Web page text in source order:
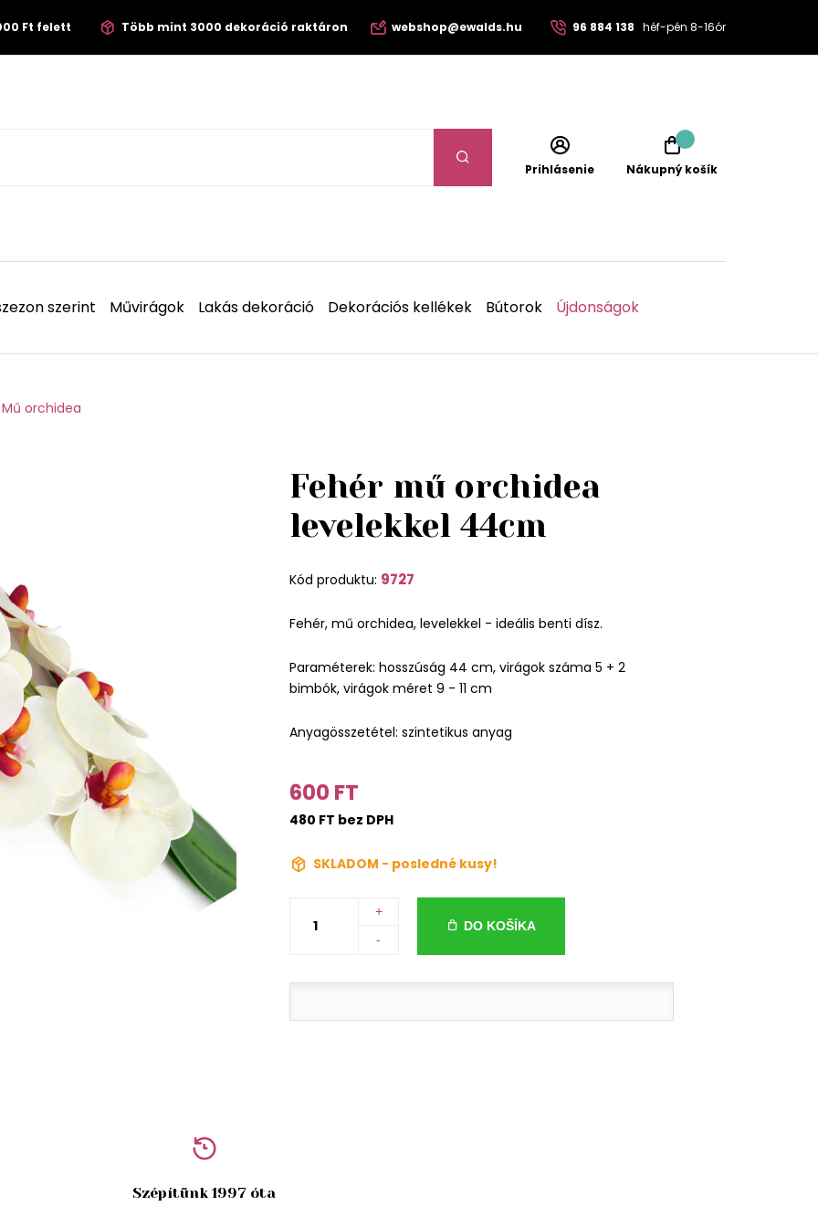
Ft felett Több mint 3000 dekoráció raktáron webshop@ewalds.hu 96 884 138 héf-pén 8-16ór
Prihlásenie Nákupný košík
szerint Művirágok Lakás dekoráció Dekorációs kellékek Bútorok Újdonságok
Mű orchidea
Fehér mű orchidea
levelekkel 44cm
Kód produktu: 9727
Fehér, mű orchidea, levelekkel - ideális benti dísz.
Paraméterek: hosszúság 44 cm, virágok száma 5 + 2
bimbók, virágok méret 9 - 11 cm
Anyagösszetétel: szintetikus anyag
600 FT
480 FT bez DPH
SKLADOM - posledné kusy!
+
-
DO KOŠÍKA
Szépítünk 1997 óta